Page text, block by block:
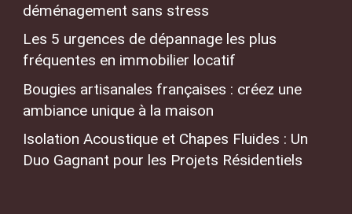
déménagement sans stress
Les 5 urgences de dépannage les plus
fréquentes en immobilier locatif
Bougies artisanales françaises : créez une
ambiance unique à la maison
Isolation Acoustique et Chapes Fluides : Un
Duo Gagnant pour les Projets Résidentiels